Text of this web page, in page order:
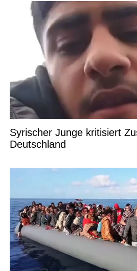
Syrischer Junge kritisiert
Deutschland